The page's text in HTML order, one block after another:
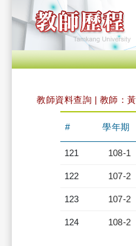
教師資料查詢 | 教師：
# 學年期
121 108-1
122 107-2
123 107-2
124 108-2